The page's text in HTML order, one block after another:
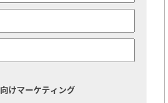
けマーケティング